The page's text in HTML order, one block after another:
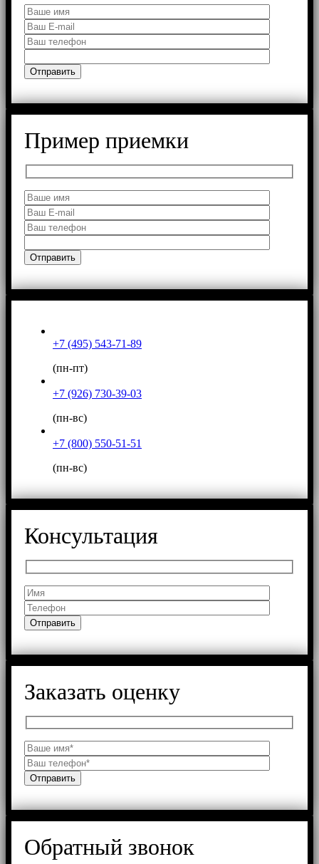
Пример приемки
+7 (495) 543-71-89
(пн-пт)
+7 (926) 730-39-03
(пн-вс)
+7 (800) 550-51-51
(пн-вс)
Консультация
Заказать оценку
Обратный звонок